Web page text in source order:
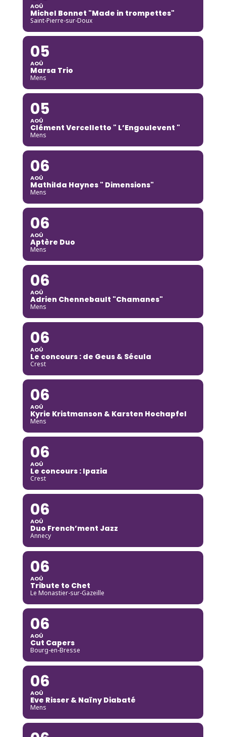
AOÛ
Michel Bonnet "Made in trompettes"
Saint-Pierre-sur-Doux
05
AOÛ
Marsa Trio
Mens
05
AOÛ
Clément Vercelletto " L’Engoulevent "
Mens
06
AOÛ
Mathilda Haynes " Dimensions"
Mens
06
AOÛ
Aptère Duo
Mens
06
AOÛ
Adrien Chennebault "Chamanes"
Mens
06
AOÛ
Le concours : de Geus & Sécula
Crest
06
AOÛ
Kyrie Kristmanson & Karsten Hochapfel
Mens
06
AOÛ
Le concours : Ipazia
Crest
06
AOÛ
Duo French’ment Jazz
Annecy
06
AOÛ
Tribute to Chet
Le Monastier-sur-Gazeille
06
AOÛ
Cut Capers
Bourg-en-Bresse
06
AOÛ
Eve Risser & Naïny Diabaté
Mens